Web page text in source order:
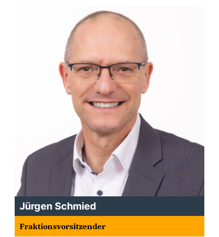
Jürgen Schmied
Fraktionsvorsitzender